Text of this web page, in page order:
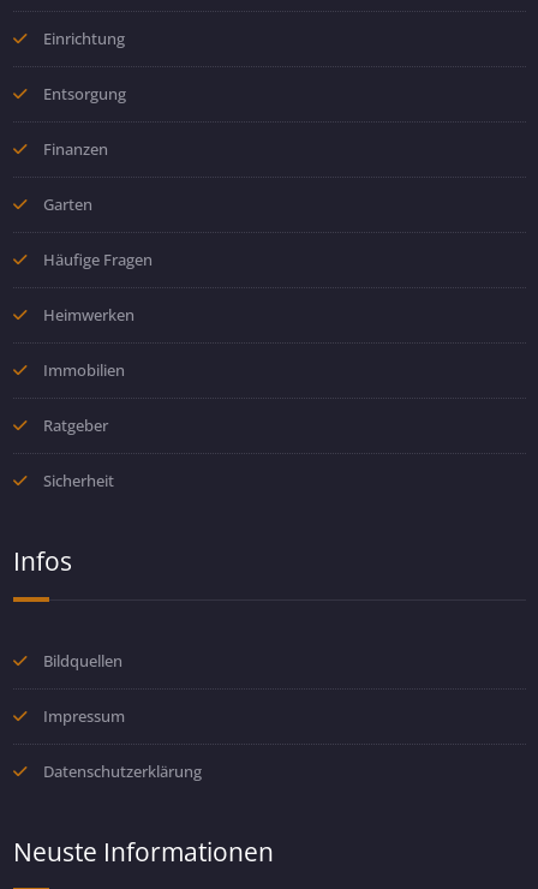
Einrichtung
Entsorgung
Finanzen
Garten
Häufige Fragen
Heimwerken
Immobilien
Ratgeber
Sicherheit
Infos
Bildquellen
Impressum
Datenschutzerklärung
Neuste Informationen